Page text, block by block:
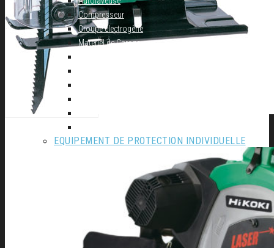
Compresseur
Groupe électrogène
Materiel de Garage
EQUIPEMENT DE PROTECTION INDIVIDUELLE
Protection de la main
Protection de la tête
Vêtements de travail